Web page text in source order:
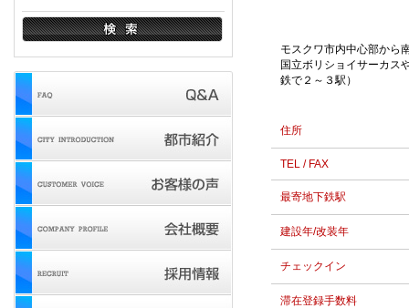
モスクワ市内中心部から
国立ボリショイサーカス
鉄で２～３駅）
住所
TEL / FAX
最寄地下鉄駅
建設年/改装年
チェックイン
滞在登録手数料